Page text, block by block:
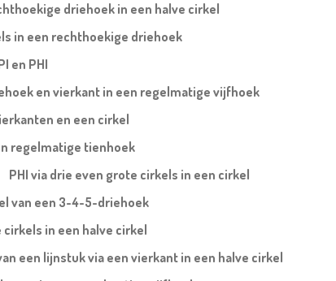
driehoek in een halve cirkel
in een rechthoekige driehoek
en PHI
en vierkant in een regelmatige vijfhoek
en een cirkel
regelmatige tienhoek
PHI via drie even grote cirkels in een cirkel
van een 3-4-5-driehoek
in een halve cirkel
een lijnstuk via een vierkant in een halve cirkel